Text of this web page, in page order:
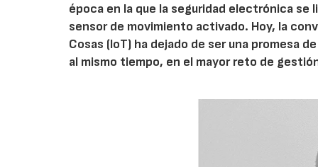
época en la que la seguridad electrónica
sensor de movimiento activado. Hoy, la
Cosas (IoT) ha dejado de ser una promesa
al mismo tiempo, en el mayor reto de